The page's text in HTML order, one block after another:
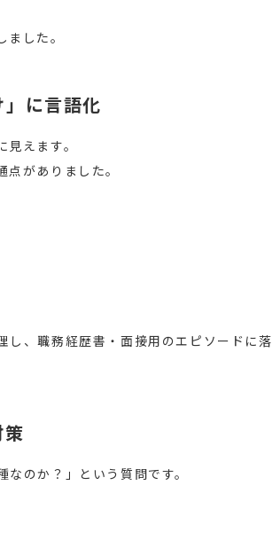
した。
に言語化
えます。
がありました。
し、職務経歴書・面接用のエピソードに落
のか？」という質問です。